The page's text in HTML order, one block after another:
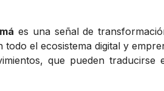
es una señal de
el ecosistema digital y
que pueden traducirse